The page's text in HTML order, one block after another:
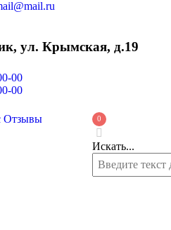
ул. Крымская, д.19
00
00
Отзывы
0
Искать...